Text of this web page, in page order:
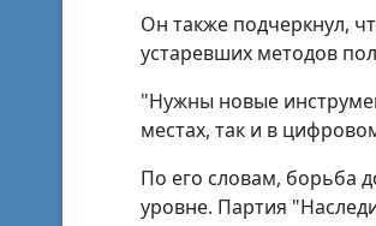
Он также подчеркнул,
устаревших методов
"Нужны новые
местах, так и в
По его словам, борьба
уровне. Партия